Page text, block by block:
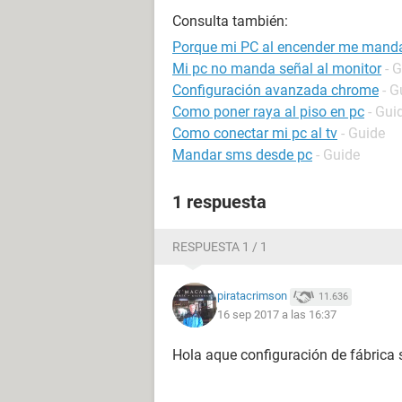
Consulta también:
Porque mi PC al encender me
Mi pc no manda señal al monitor -
Configuración avanzada chrome -
Como poner raya al piso en pc -
Como conectar mi pc al tv - Guide
Mandar sms desde pc - Guide
1 respuesta
RESPUESTA 1 / 1
piratacrimson 11.636
16 sep 2017 a las 16:37
Hola aque configuración de fábrica